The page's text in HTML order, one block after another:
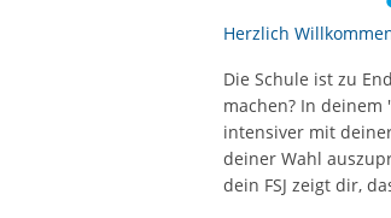
Herzlich
Die Schule ist zu
machen? In deinem
intensiver mit
deiner Wahl
dein FSJ zeigt dir,